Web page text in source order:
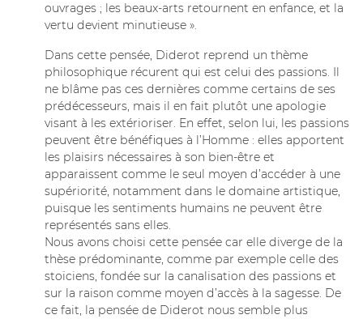
ouvrages ; les beaux-arts retournent en enfance, et la
vertu devient minutieuse ».
Dans cette pensée, Diderot reprend un thème
philosophique récurent qui est celui des passions. Il
ne blâme pas ces dernières comme certains de ses
prédécesseurs, mais il en fait plutôt une apologie
visant à les extérioriser. En effet, selon lui, les passions
peuvent être bénéfiques à l’Homme : elles apportent
les plaisirs nécessaires à son bien-être et
apparaissent comme le seul moyen d’accéder à une
supériorité, notamment dans le domaine artistique,
puisque les sentiments humains ne peuvent être
représentés sans elles.
Nous avons choisi cette pensée car elle diverge de la
thèse prédominante, comme par exemple celle des
stoïciens, fondée sur la canalisation des passions et
sur la raison comme moyen d’accès à la sagesse. De
ce fait, la pensée de Diderot nous semble plus